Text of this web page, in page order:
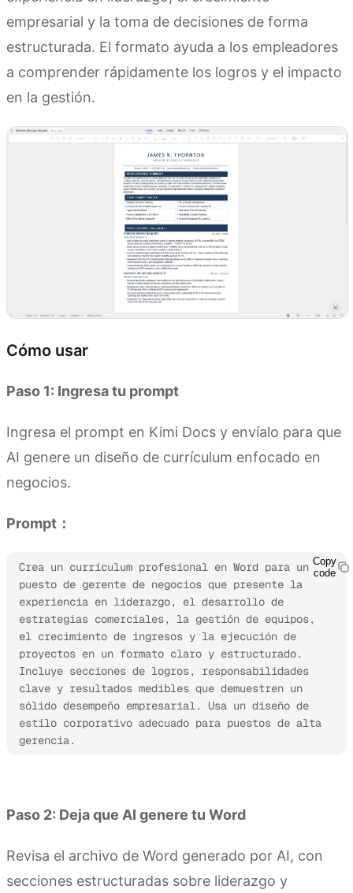
empresarial y la toma de decisiones de forma
estructurada. El formato ayuda a los empleadores
a comprender rápidamente los logros y el impacto
en la gestión.
Cómo usar
Paso 1: Ingresa tu prompt
Ingresa el prompt en Kimi Docs y envíalo para que
AI genere un diseño de currículum enfocado en
negocios.
Prompt：
Crea un currículum profesional en Word para un
puesto de gerente de negocios que presente la
experiencia en liderazgo, el desarrollo de
estrategias comerciales, la gestión de equipos,
el crecimiento de ingresos y la ejecución de
proyectos en un formato claro y estructurado.
Incluye secciones de logros, responsabilidades
clave y resultados medibles que demuestren un
sólido desempeño empresarial. Usa un diseño de
estilo corporativo adecuado para puestos de alta
gerencia.
Copy
code
Paso 2: Deja que AI genere tu Word
Revisa el archivo de Word generado por AI, con
secciones estructuradas sobre liderazgo y